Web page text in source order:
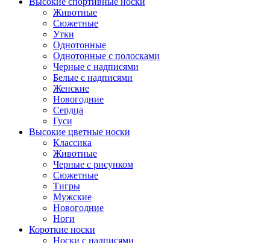
Животные
Сюжетные
Утки
Однотонные
Однотонные с полосками
Черные с надписями
Белые с надписями
Женские
Новогодние
Сердца
Гуси
Высокие цветные носки
Классика
Животные
Черные с рисунком
Сюжетные
Тигры
Мужские
Новогодние
Ноги
Короткие носки
Носки с надписями